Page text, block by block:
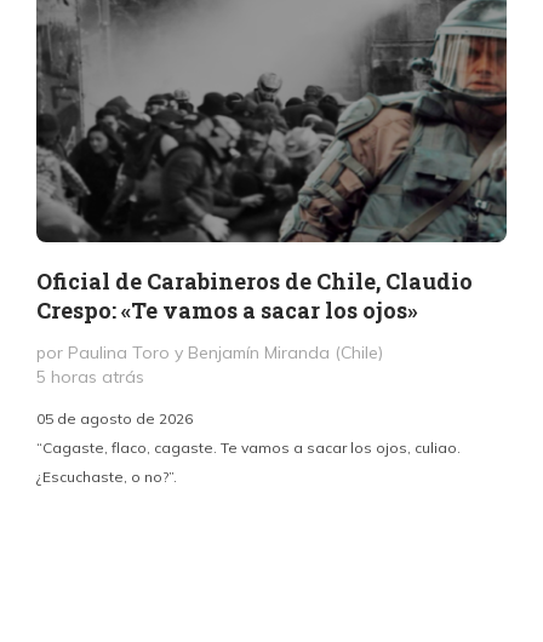
Oficial de Carabineros de Chile, Claudio
Crespo: «Te vamos a sacar los ojos»
por Paulina Toro y Benjamín Miranda (Chile)
5 horas atrás
05 de agosto de 2026
“Cagaste, flaco, cagaste. Te vamos a sacar los ojos, culiao.
¿Escuchaste, o no?”.